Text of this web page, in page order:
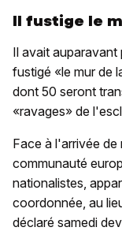
Il fustige le
Il avait auparavant
fustigé «le mur de
dont 50 seront
«ravages» de
Face à l'arrivée
communauté
nationalistes,
coordonnée, au
déclaré samedi